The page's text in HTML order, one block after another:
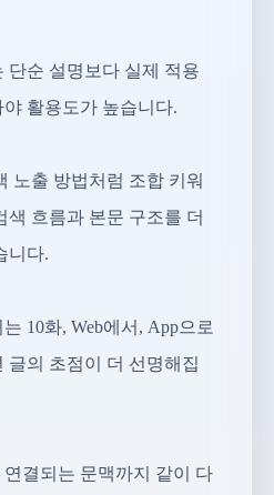
단순 설명보다 실제 적용
활용도가 높습니다.
노출 방법처럼 조합 키워
색 흐름과 본문 구조를 더
니다.
10화, Web에서, App으로
글의 초점이 더 선명해집
결되는 문맥까지 같이 다